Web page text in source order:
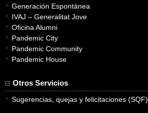
Generación Espontánea
IVAJ – Generalitat Jove
Oficina Alumni
Pandemic City
Pandemic Community
Pandemic House
Otros Servicios
Sugerencias, quejas y felicitaciones (SQF)